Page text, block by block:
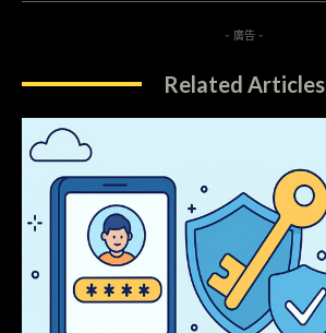
- 廣告 -
Related Articles